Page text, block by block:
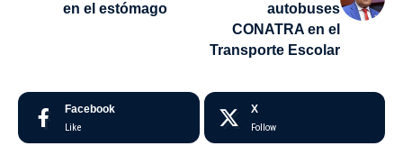
en el estómago
autobuses
CONATRA en el
Transporte Escolar
Facebook
Like
X
Follow